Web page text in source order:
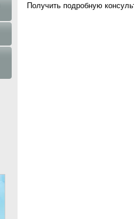
Получить подробную